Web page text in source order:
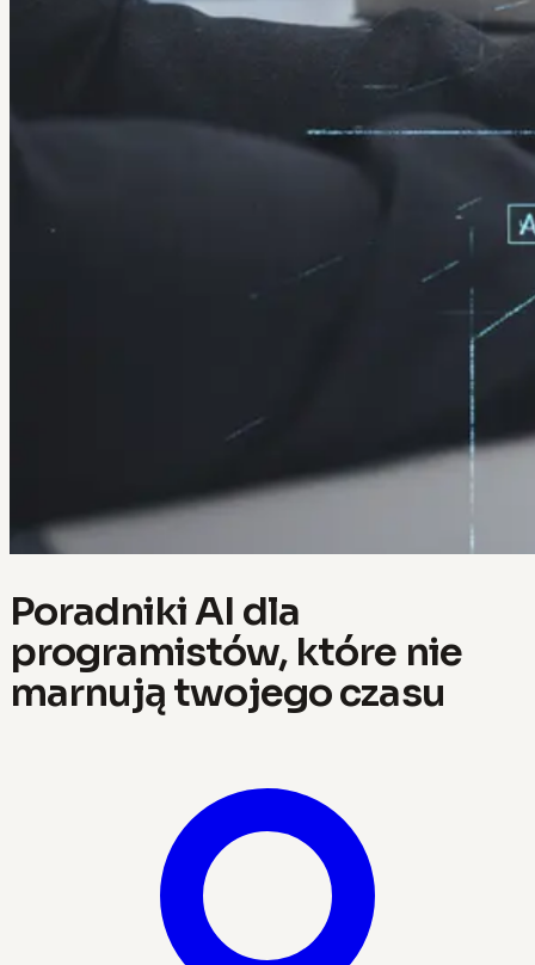
Poradniki AI dla
programistów, które nie
marnują twojego czasu